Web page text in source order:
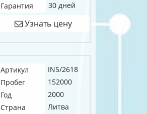
Гарантия
30 дней
Узнать цену
Артикул
IN5/2618
Пробег
152000
Год
2000
Страна
Литва